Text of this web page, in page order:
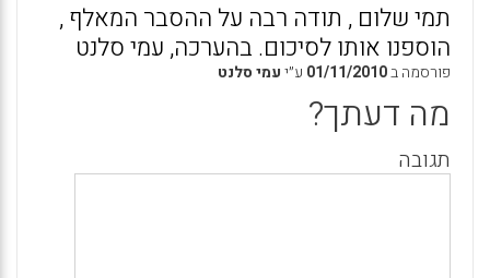
תמי שלום , תודה רבה על ההסבר המאלף ,
הוספנו אותו לסיכום. בהערכה, עמי סלנט
פורסמה ב01/11/2010 ע״יעמי סלנט
מה דעתך?
תגובה